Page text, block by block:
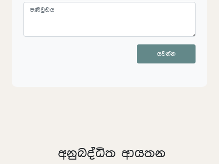
යවන්න
අනුබද්ධිත ආයතන